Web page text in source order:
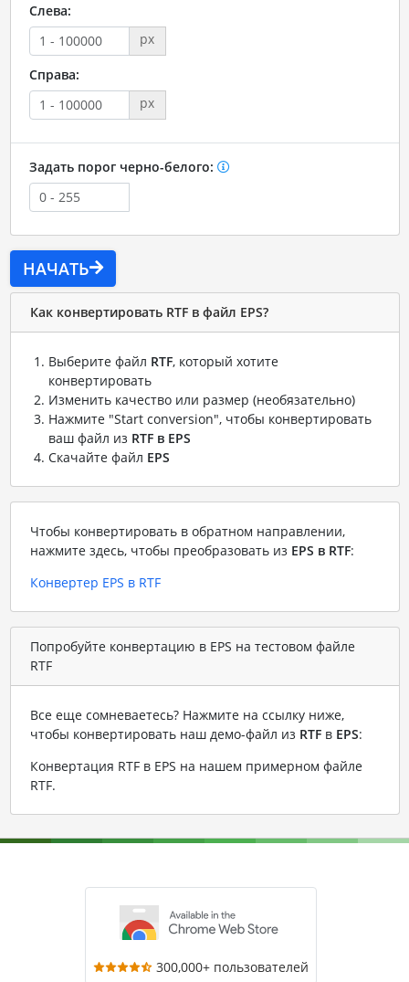
Слева:
px
Справа:
px
Задать порог черно-белого:
НАЧАТЬ
Как конвертировать RTF в файл EPS?
Выберите файл RTF, который хотите
конвертировать
Изменить качество или размер (необязательно)
Нажмите "Start conversion", чтобы конвертировать
ваш файл из RTF в EPS
Скачайте файл EPS
Чтобы конвертировать в обратном направлении,
нажмите здесь, чтобы преобразовать из EPS в RTF:
Конвертер EPS в RTF
Попробуйте конвертацию в EPS на тестовом файле
RTF
Все еще сомневаетесь? Нажмите на ссылку ниже,
чтобы конвертировать наш демо-файл из RTFв EPS:
Конвертация RTF в EPS на нашем примерном файле
RTF.
300,000+ пользователей